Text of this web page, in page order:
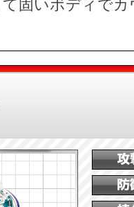
固いボディで